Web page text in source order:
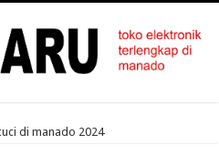
di manado 2024